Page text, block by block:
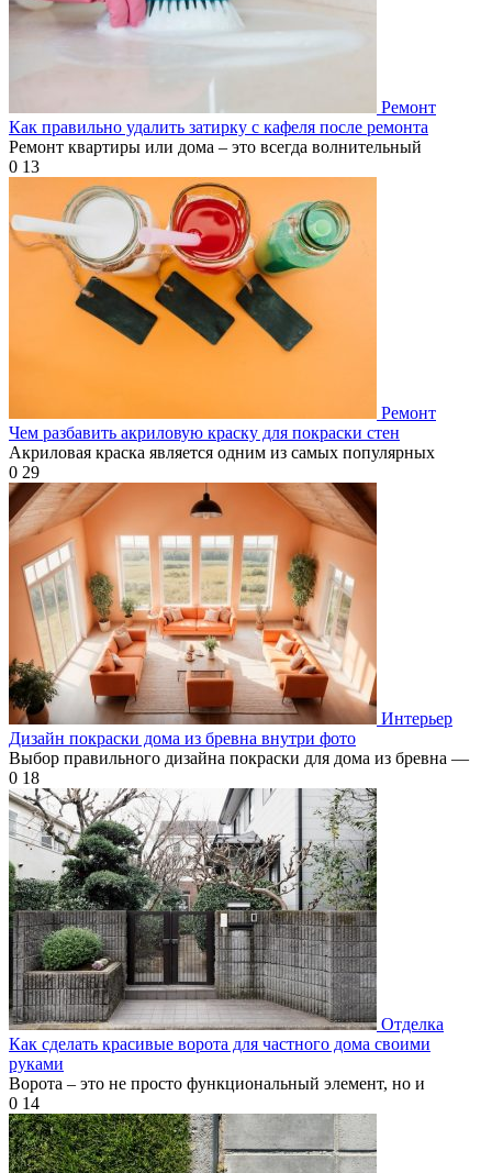
Ремонт
Как правильно удалить затирку с кафеля после ремонта
Ремонт квартиры или дома – это всегда волнительный
0 13
Ремонт
Чем разбавить акриловую краску для покраски стен
Акриловая краска является одним из самых популярных
0 29
Интерьер
Дизайн покраски дома из бревна внутри фото
Выбор правильного дизайна покраски для дома из бревна —
0 18
Отделка
Как сделать красивые ворота для частного дома своими
руками
Ворота – это не просто функциональный элемент, но и
0 14